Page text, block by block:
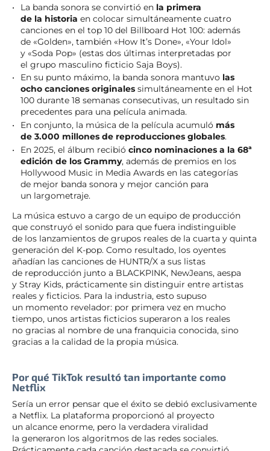
La banda sonora se convirtió en la primera
de la historia en colocar simultáneamente cuatro
canciones en el top 10 del Billboard Hot 100: además
de «Golden», también «How It’s Done», «Your Idol»
y «Soda Pop» (estas dos últimas interpretadas por
el grupo masculino ficticio Saja Boys).
En su punto máximo, la banda sonora mantuvo las
ocho canciones originales simultáneamente en el Hot
100 durante 18 semanas consecutivas, un resultado sin
precedentes para una película animada.
En conjunto, la música de la película acumuló más
de 3.000 millones de reproducciones globales.
En 2025, el álbum recibió cinco nominaciones a la 68ª
edición de los Grammy, además de premios en los
Hollywood Music in Media Awards en las categorías
de mejor banda sonora y mejor canción para
un largometraje.
La música estuvo a cargo de un equipo de producción
que construyó el sonido para que fuera indistinguible
de los lanzamientos de grupos reales de la cuarta y quinta
generación del K-pop. Como resultado, los oyentes
añadían las canciones de HUNTR/X a sus listas
de reproducción junto a BLACKPINK, NewJeans, aespa
y Stray Kids, prácticamente sin distinguir entre artistas
reales y ficticios. Para la industria, esto supuso
un momento revelador: por primera vez en mucho
tiempo, unos artistas ficticios superaron a los reales
no gracias al nombre de una franquicia conocida, sino
gracias a la calidad de la propia música.
Por qué TikTok resultó tan importante como
Netflix
Sería un error pensar que el éxito se debió exclusivamente
a Netflix. La plataforma proporcionó al proyecto
un alcance enorme, pero la verdadera viralidad
la generaron los algoritmos de las redes sociales.